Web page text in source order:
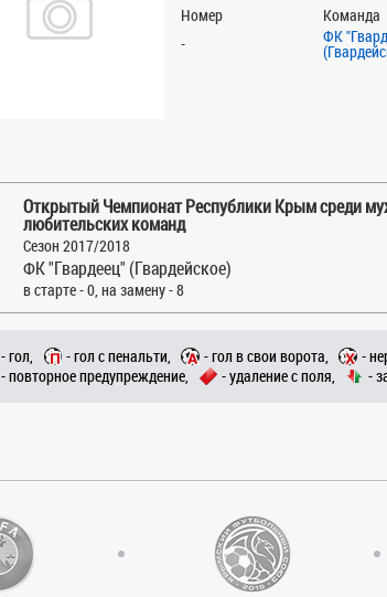
Номер
Команда
-
ФК
Открытый Чемпионат Республики Крым среди
любительских команд
Сезон 2017/2018
ФК "Гвардеец" (Гвардейское)
в старте - 0, на замену - 8
- гол, - гол с пенальти, - гол в свои ворота, -
- повторное предупреждение,
- удаление с поля, -